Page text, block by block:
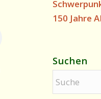
150 Jahre
Suchen